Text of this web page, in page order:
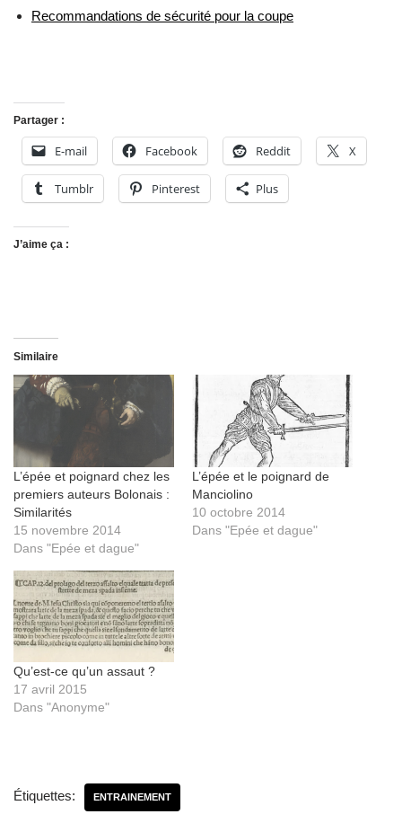
Recommandations de sécurité pour la coupe
Partager :
E-mail Facebook Reddit X
Tumblr Pinterest Plus
J’aime ça :
Similaire
L’épée et poignard chez les
premiers auteurs Bolonais :
Similarités
15 novembre 2014
Dans "Epée et dague"
L’épée et le poignard de
Manciolino
10 octobre 2014
Dans "Epée et dague"
Qu’est-ce qu’un assaut ?
17 avril 2015
Dans "Anonyme"
Étiquettes: ENTRAINEMENT